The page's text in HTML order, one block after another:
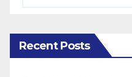
Recent Posts